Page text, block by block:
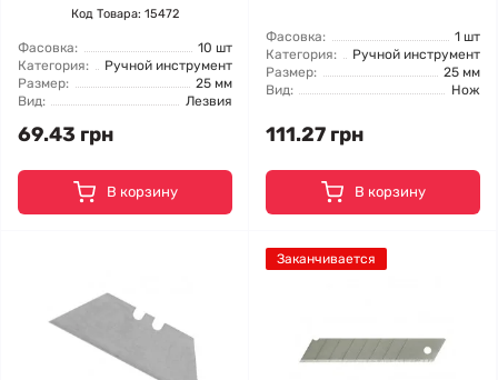
Код Товара: 15472
Фасовка:
10 шт
Категория:
Ручной инструмент
Размер:
25 мм
Вид:
Лезвия
69.43 грн
В корзину
Фасовка:
1 шт
Категория:
Ручной инструмент
Размер:
25 мм
Вид:
Нож
111.27 грн
В корзину
Заканчивается